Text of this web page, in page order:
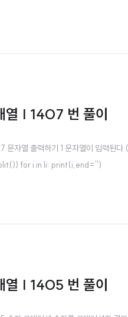
| 1407 번 풀이
열 출력하기 1 문자열이 입력된다
for i in li: print(i,end='')
| 1405 번 풀이